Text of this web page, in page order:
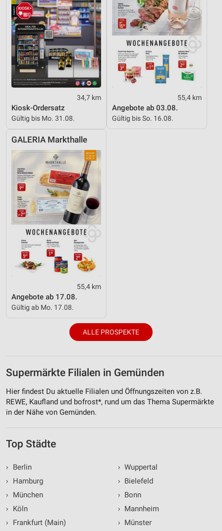
34,7 km
Kiosk-Ordersatz
Gültig bis Mo. 31.08.
55,4 km
Angebote ab 03.08.
Gültig bis So. 16.08.
GALERIA Markthalle
55,4 km
Angebote ab 17.08.
Gültig ab Mo. 17.08.
ALLE PROSPEKTE
Supermärkte Filialen in Gemünden
Hier findest Du aktuelle Filialen und Öffnungszeiten von z.B.
REWE, Kaufland und bofrost*, rund um das Thema Supermärkte
in der Nähe von Gemünden.
Top Städte
›
Berlin
›
Hamburg
›
München
›
Köln
›
Frankfurt (Main)
› Wuppertal
› Bielefeld
› Bonn
› Mannheim
› Münster